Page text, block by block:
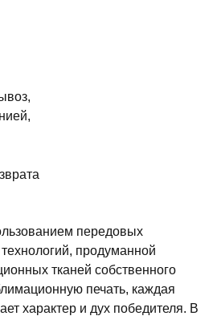
передовых
продуманной
тканей собственного
печать, каждая
характер и дух победителя. В